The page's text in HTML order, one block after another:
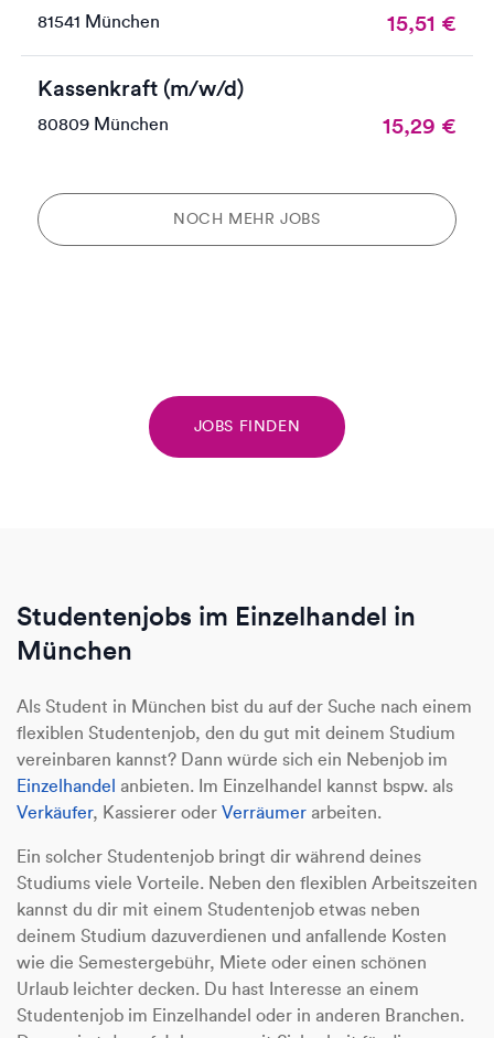
81541 München 15,51 €
Kassenkraft (m/w/d)
80809 München 15,29 €
NOCH MEHR JOBS
JOBS FINDEN
Studentenjobs im Einzelhandel in
München
Als Student in München bist du auf der Suche nach einem
flexiblen Studentenjob, den du gut mit deinem Studium
vereinbaren kannst? Dann würde sich ein Nebenjob im
Einzelhandel anbieten. Im Einzelhandel kannst bspw. als
Verkäufer, Kassierer oder Verräumer arbeiten.
Ein solcher Studentenjob bringt dir während deines
Studiums viele Vorteile. Neben den flexiblen Arbeitszeiten
kannst du dir mit einem Studentenjob etwas neben
deinem Studium dazuverdienen und anfallende Kosten
wie die Semestergebühr, Miete oder einen schönen
Urlaub leichter decken. Du hast Interesse an einem
Studentenjob im Einzelhandel oder in anderen Branchen.